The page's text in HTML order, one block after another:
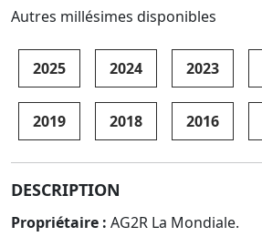
Autres millésimes disponibles
2025 2024 2023
2019 2018 2016
DESCRIPTION
Propriétaire : AG2R La Mondiale.